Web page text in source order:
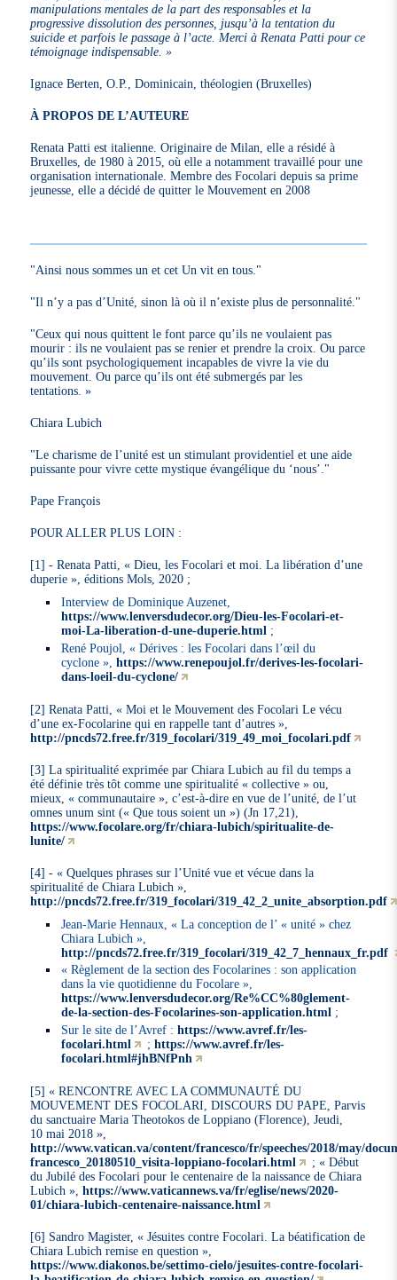
manipulations mentales de la part des responsables et la
progressive dissolution des personnes, jusqu’à la tentation du
suicide et parfois le passage à l’acte. Merci à Renata Patti pour ce
témoignage indispensable. »
Ignace Berten, O.P., Dominicain, théologien (Bruxelles)
À PROPOS DE L’AUTEURE
Renata Patti est italienne. Originaire de Milan, elle a résidé à
Bruxelles, de 1980 à 2015, où elle a notamment travaillé pour une
organisation internationale. Membre des Focolari depuis sa prime
jeunesse, elle a décidé de quitter le Mouvement en 2008
"Ainsi nous sommes un et cet Un vit en tous."
"Il n’y a pas d’Unité, sinon là où il n’existe plus de personnalité."
"Ceux qui nous quittent le font parce qu’ils ne voulaient pas
mourir : ils ne voulaient pas se renier et prendre la croix. Ou parce
qu’ils sont psychologiquement incapables de vivre la vie du
mouvement. Ou parce qu’ils ont été submergés par les
tentations. »
Chiara Lubich
"Le charisme de l’unité est un stimulant providentiel et une aide
puissante pour vivre cette mystique évangélique du ‘nous’."
Pape François
POUR ALLER PLUS LOIN :
[1] - Renata Patti, « Dieu, les Focolari et moi. La libération d’une
duperie », éditions Mols, 2020 ;
Interview de Dominique Auzenet,
https://www.lenversdudecor.org/Dieu-les-Focolari-et-
moi-La-liberation-d-une-duperie.html ;
René Poujol, « Dérives : les Focolari dans l’œil du
cyclone »,https://www.renepoujol.fr/derives-les-focolari-
dans-loeil-du-cyclone/
[2] Renata Patti, « Moi et le Mouvement des Focolari Le vécu
d’une ex-Focolarine qui en rappelle tant d’autres »,
http://pncds72.free.fr/319_focolari/319_49_moi_focolari.pdf
[3] La spiritualité exprimée par Chiara Lubich au fil du temps a
été définie très tôt comme une spiritualité « collective » ou,
mieux, « communautaire », c’est-à-dire en vue de l’unité, de l’ut
omnes unum sint (« Que tous soient un ») (Jn 17,21),
https://www.focolare.org/fr/chiara-lubich/spiritualite-de-
lunite/
[4] - « Quelques phrases sur l’Unité vue et vécue dans la
spiritualité de Chiara Lubich »,
http://pncds72.free.fr/319_focolari/319_42_2_unite_absorption.pdf
Jean-Marie Hennaux, « La conception de l’ « unité » chez
Chiara Lubich »,
http://pncds72.free.fr/319_focolari/319_42_7_hennaux_fr.pdf
« Règlement de la section des Focolarines : son application
dans la vie quotidienne du Focolare »,
https://www.lenversdudecor.org/Re%CC%80glement-
de-la-section-des-Focolarines-son-application.html ;
Sur le site de l’Avref :https://www.avref.fr/les-
focolari.html
;https://www.avref.fr/les-
focolari.html#jhBNfPnh
[5] « RENCONTRE AVEC LA COMMUNAUTÉ DU
MOUVEMENT DES FOCOLARI, DISCOURS DU PAPE, Parvis
du sanctuaire Maria Theotokos de Loppiano (Florence), Jeudi,
10 mai 2018 »,
http://www.vatican.va/content/francesco/fr/speeches/2018/may/
francesco_20180510_visita-loppiano-focolari.html
; « Début
du Jubilé des Focolari pour le centenaire de la naissance de Chiara
Lubich »,https://www.vaticannews.va/fr/eglise/news/2020-
01/chiara-lubich-centenaire-naissance.html
[6] Sandro Magister, « Jésuites contre Focolari. La béatification de
Chiara Lubich remise en question »,
https://www.diakonos.be/settimo-cielo/jesuites-contre-focolari-